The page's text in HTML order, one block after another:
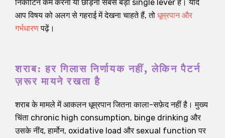
निकोटिन कम करना या छोड़ना सबसे बड़ा single lever है। यदि
आप विषय को अलग से गहराई में देखना चाहते हैं, तो धूम्रपान और
गर्भधारणपढ़ें।
शराब: हर गिलास निर्णायक नहीं, लेकिन पैटर्न
ज़रूर मायने रखता है
शराब के मामले में आकलन धूम्रपान जितना काला-सफ़ेद नहीं है। मुख्य
चिंता chronic high consumption, binge drinking और
उसके नींद, हार्मोन, oxidative load और sexual function पर